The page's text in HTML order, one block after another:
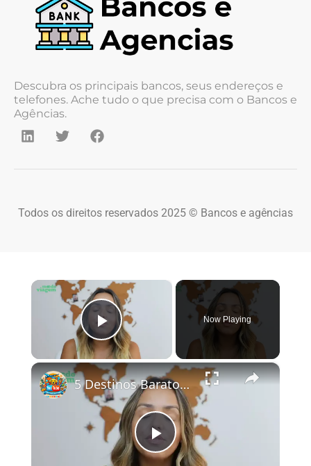
Descubra os principais bancos, seus endereços e
telefones. Ache tudo o que precisa com o Bancos e
Agências.
Todos os direitos reservados 2025 © Bancos e agências
×
Play Video
Now Playing
×
Play Video
5 Destinos Baratos no Brasil Para Conhecer e Amar! 🇧🇷✨